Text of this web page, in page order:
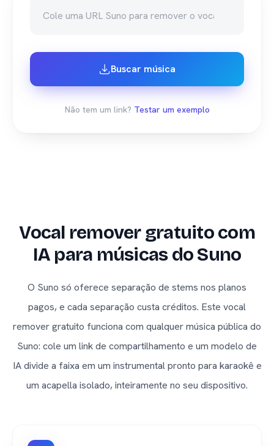
Buscar música
Não tem um link? Testar um exemplo
Vocal remover gratuito com
IA para músicas do Suno
O Suno só oferece separação de stems nos planos
pagos, e cada separação custa créditos. Este vocal
remover gratuito funciona com qualquer música pública do
Suno: cole um link de compartilhamento e um modelo de
IA divide a faixa em um instrumental pronto para karaokê e
um acapella isolado, inteiramente no seu dispositivo.